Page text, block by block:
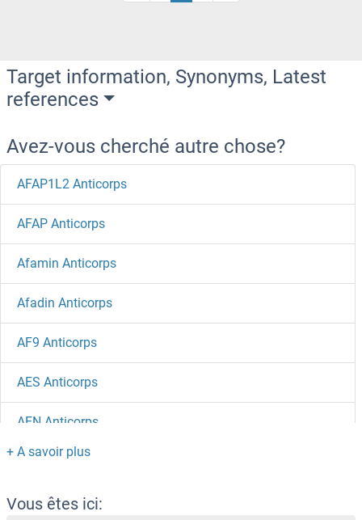
Target information, Synonyms, Latest
references
Avez-vous cherché autre chose?
AFAP1L2 Anticorps
AFAP Anticorps
Afamin Anticorps
Afadin Anticorps
AF9 Anticorps
AES Anticorps
AEN Anticorps
AEBP2 Anticorps
AEBP1 Anticorps
Vous êtes ici: